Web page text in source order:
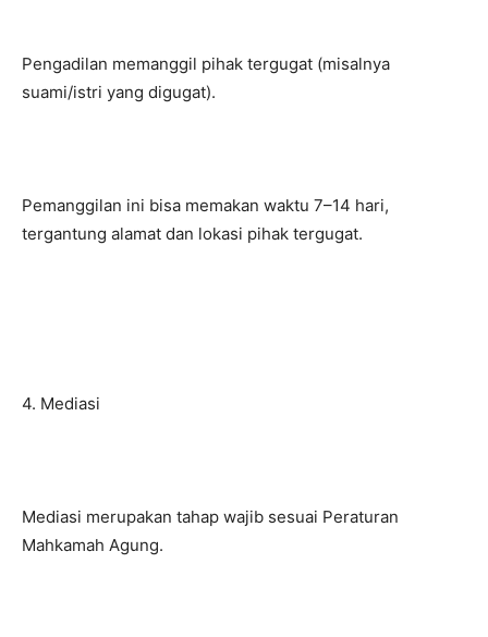
Pengadilan memanggil pihak tergugat (misalnya
suami/istri yang digugat).
Pemanggilan ini bisa memakan waktu 7–14 hari,
tergantung alamat dan lokasi pihak tergugat.
4. Mediasi
Mediasi merupakan tahap wajib sesuai Peraturan
Mahkamah Agung.